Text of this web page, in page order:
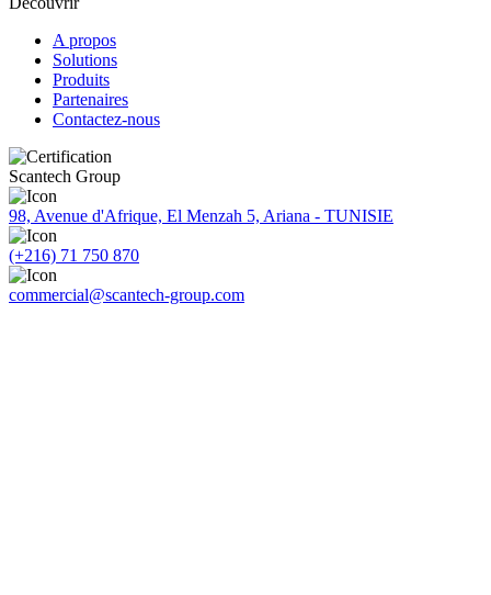
A propos
Solutions
Produits
Partenaires
Contactez-nous
Scantech Group
98, Avenue d'Afrique, El Menzah 5, Ariana - TUNISIE
(+216) 71 750 870
commercial@scantech-group.com